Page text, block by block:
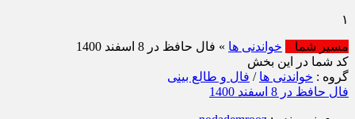
مسیر شما خواندنی ها » فال حافظ در 8 اسفند 1400
کد شما در این بخش
گروه : خواندنی ها / فال و طالع بینی
فال حافظ در 8 اسفند 1400